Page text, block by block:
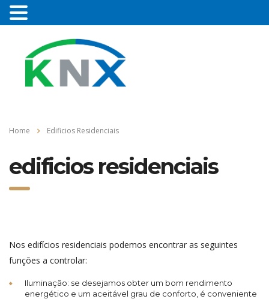
Home Edificios Residenciais
edificios residenciais
Nos edifícios residenciais podemos encontrar as seguintes
funções a controlar:
Iluminação: se desejamos obter um bom rendimento
energético e um aceitável grau de conforto, é conveniente